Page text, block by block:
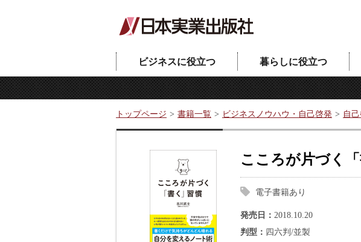
ビジネスに役立つ 暮らしに役立つ
トップページ 書籍一覧 ビジネスノウハウ・自己啓発 自
こころが片づく
電子書籍あり
発売日 2018.10.20
判型
四六判/並製